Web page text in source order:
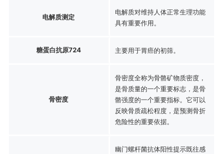
电解质测定
电解质对维持人体正常生理功能
具有重要作用。
糖蛋白抗原724 主要用于胃癌的初筛。
骨密度
骨密度全称为骨骼矿物质密度，
是骨质量的一个重要标志，是骨
骼强度的一个重要指标。它可以
反映骨质疏松程度，是预测骨折
危险性的重要依据。
幽门螺杆菌抗体阳性提示既往感